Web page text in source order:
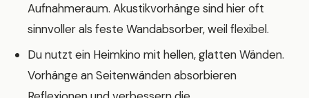
Aufnahmeraum. Akustikvorhänge sind hier oft
sinnvoller als feste Wandabsorber, weil flexibel.
Du nutzt ein Heimkino mit hellen, glatten Wänden.
Vorhänge an Seitenwänden absorbieren